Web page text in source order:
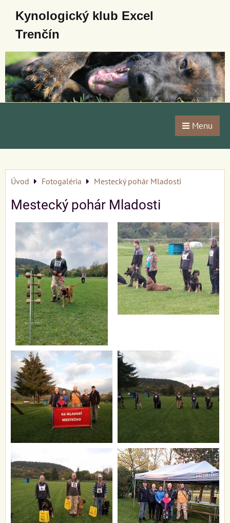
Kynologický klub Excel
Trenčín
Menu
Úvod Fotogaléria Mestecký pohár Mladosti
Mestecký pohár Mladosti